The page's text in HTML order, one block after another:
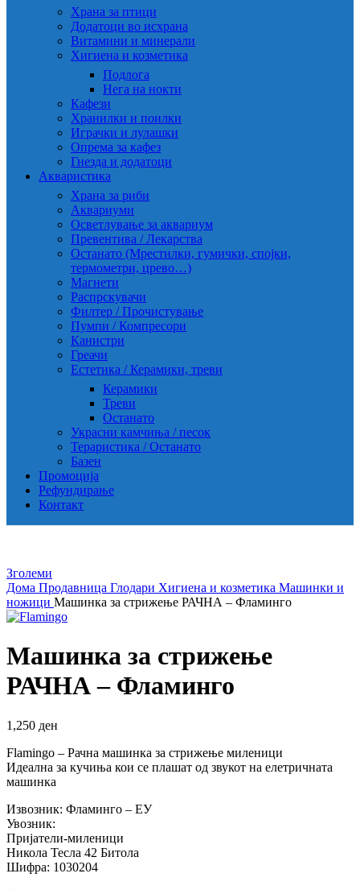
Храна за птици
Додатоци во исхрана
Витамини и минерали
Хигиена и козметика
Подлога
Нега на нокти
Кафези
Хранилки и поилки
Играчки и лулашки
Опрема за кафез
Гнезда и додатоци
Акваристика
Храна за риби
Аквариуми
Осветлување за аквариум
Превентива / Лекарства
Останато (Мрестилки, гумички, спојки,
термометри, црево…)
Магнети
Распрскувачи
Филтер / Прочистување
Пумпи / Компресори
Канистри
Греачи
Естетика / Керамики, треви
Керамики
Треви
Останато
Украсни камчиња / песок
Тераристика / Останато
Базен
Промоција
Рефундирање
Контакт
Зголеми
Дома Продавница Глодари Хигиена и козметика Машинки и
ножици Машинка за стрижење РАЧНА – Фламинго
Машинка за стрижење
РАЧНА – Фламинго
1,250 ден
Flamingo – Рачна машинка за стрижење миленици
Идеална за кучиња кои се плашат од звукот на елетричната
машинка
Извозник: Фламинго – ЕУ
Увозник:
Пријатели-миленици
Никола Тесла 42 Битола
Шифра: 1030204